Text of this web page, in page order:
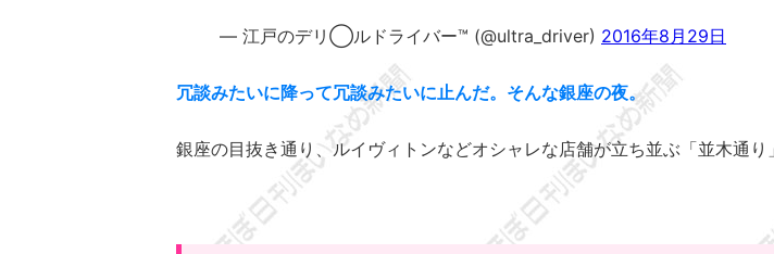
— 江戸のデリ◯ルドライバー™️ (@ultra_driver) 2016年8月29日
冗談みたいに降って冗談みたいに止んだ。そんな銀座の夜。
銀座の目抜き通り、ルイヴィトンなどオシャレな店舗が立ち並ぶ「並木通り